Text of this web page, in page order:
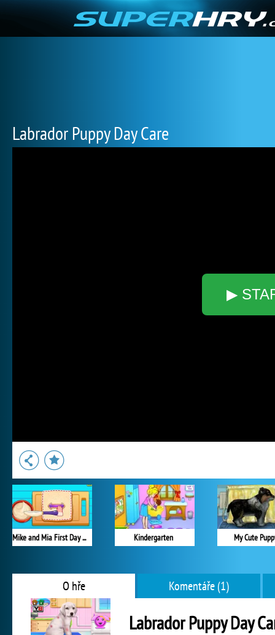
Labrador Puppy Day Care
▶
Mike and Mia First Day at School Kindergarten My Cute
O hře Komentáře (1)
Labrador Puppy Day